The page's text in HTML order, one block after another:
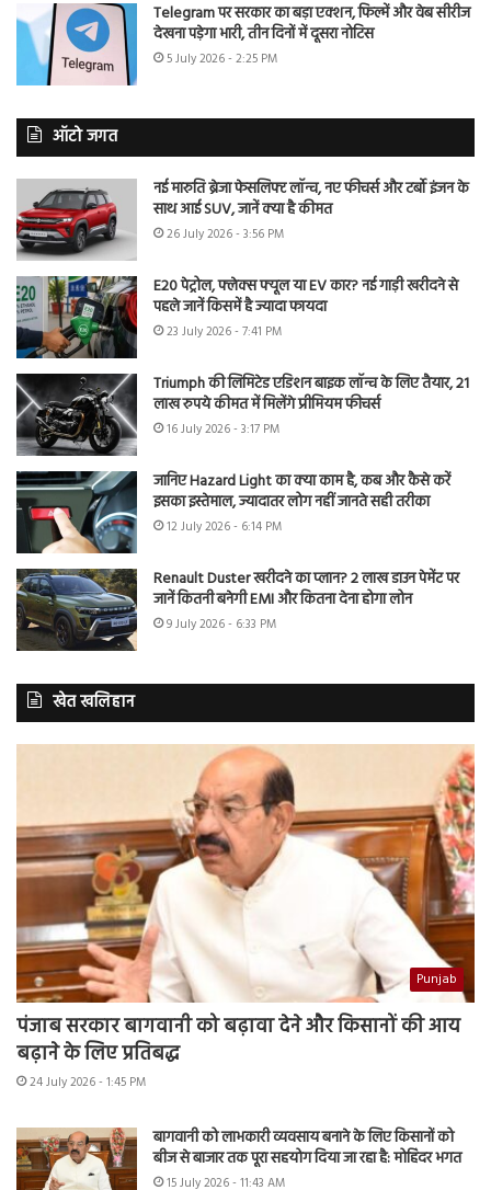
Telegram पर सरकार का बड़ा एक्शन, फिल्में और वेब सीरीज
देखना पड़ेगा भारी, तीन दिनों में दूसरा नोटिस
5 July 2026 - 2:25 PM
ऑटो जगत
नई मारुति ब्रेजा फेसलिफ्ट लॉन्च, नए फीचर्स और टर्बो इंजन के
साथ आई SUV, जानें क्या है कीमत
26 July 2026 - 3:56 PM
E20 पेट्रोल, फ्लेक्स फ्यूल या EV कार? नई गाड़ी खरीदने से
पहले जानें किसमें है ज्यादा फायदा
23 July 2026 - 7:41 PM
Triumph की लिमिटेड एडिशन बाइक लॉन्च के लिए तैयार, 21
लाख रुपये कीमत में मिलेंगे प्रीमियम फीचर्स
16 July 2026 - 3:17 PM
जानिए Hazard Light का क्या काम है, कब और कैसे करें
इसका इस्तेमाल, ज्यादातर लोग नहीं जानते सही तरीका
12 July 2026 - 6:14 PM
Renault Duster खरीदने का प्लान? 2 लाख डाउन पेमेंट पर
जानें कितनी बनेगी EMI और कितना देना होगा लोन
9 July 2026 - 6:33 PM
खेत खलिहान
Punjab
पंजाब सरकार बागवानी को बढ़ावा देने और किसानों की आय
बढ़ाने के लिए प्रतिबद्ध
24 July 2026 - 1:45 PM
बागवानी को लाभकारी व्यवसाय बनाने के लिए किसानों को
बीज से बाजार तक पूरा सहयोग दिया जा रहा है: मोहिंदर भगत
15 July 2026 - 11:43 AM